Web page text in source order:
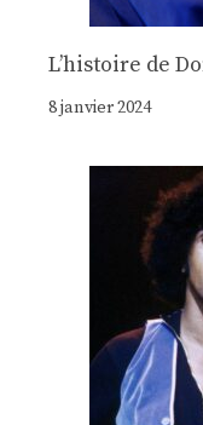
Lʼhistoire de
8 janvier 2024